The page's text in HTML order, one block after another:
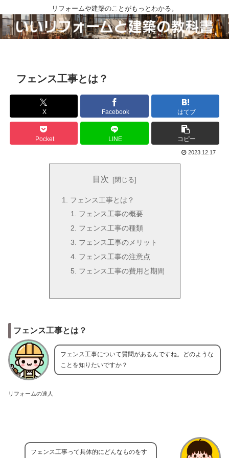
リフォームや建築のことがもっとわかる。
フェンス工事とは？
X Facebook はてブ
Pocket LINE コピー
2023.12.17
目次
フェンス工事とは？
フェンス工事の概要
フェンス工事の種類
フェンス工事のメリット
フェンス工事の注意点
フェンス工事の費用と期間
フェンス工事とは？
リフォームの達人
フェンス工事について質問があるんですね。どのような
ことを知りたいですか？
フェンス工事って具体的にどんなものをす